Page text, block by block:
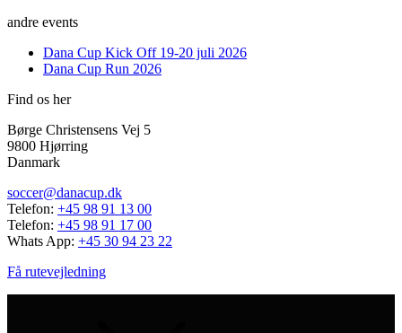
andre events
Dana Cup Kick Off 19-20 juli 2026
Dana Cup Run 2026
Find os her
Børge Christensens Vej 5
9800 Hjørring
Danmark
soccer@danacup.dk
Telefon: +45 98 91 13 00
Telefon: +45 98 91 17 00
Whats App: +45 30 94 23 22
Få rutevejledning